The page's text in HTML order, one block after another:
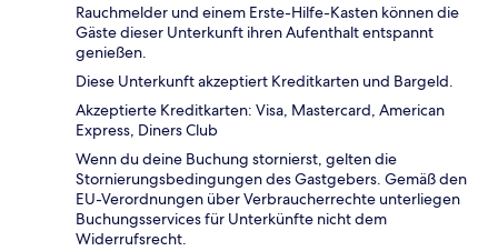
Rauchmelder und einem Erste-Hilfe-Kasten können die
Gäste dieser Unterkunft ihren Aufenthalt entspannt
genießen.
Diese Unterkunft akzeptiert Kreditkarten und Bargeld.
Akzeptierte Kreditkarten: Visa, Mastercard, American
Express, Diners Club
Wenn du deine Buchung stornierst, gelten die
Stornierungsbedingungen des Gastgebers. Gemäß den
EU-Verordnungen über Verbraucherrechte unterliegen
Buchungsservices für Unterkünfte nicht dem
Widerrufsrecht.